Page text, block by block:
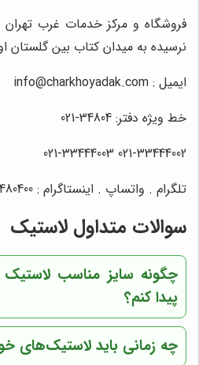
فروشگاه و مرکز خدمات غرب تهران
نرسیده به میدان کتاب بین گلستان
ایمیل : info@charkhoyadak.com
خط ویژه دفتر: 34804-021
021-33444002 021-33444003
تلگرام . واتساپ . اینستاگرام : 09903480400
سوالات متداول لاستیک
چگونه سایز مناسب
پیدا کنم؟
چه زمانی باید لاستیک‌های